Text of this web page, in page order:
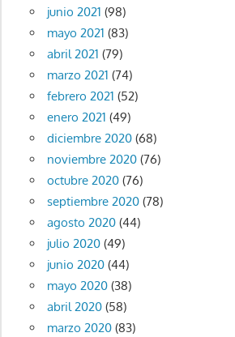
junio 2021 (98)
mayo 2021 (83)
abril 2021 (79)
marzo 2021 (74)
febrero 2021 (52)
enero 2021 (49)
diciembre 2020(68)
noviembre 2020(76)
octubre 2020(76)
septiembre 2020(78)
agosto 2020(44)
julio 2020(49)
junio 2020(44)
mayo 2020(38)
abril 2020(58)
marzo 2020(83)